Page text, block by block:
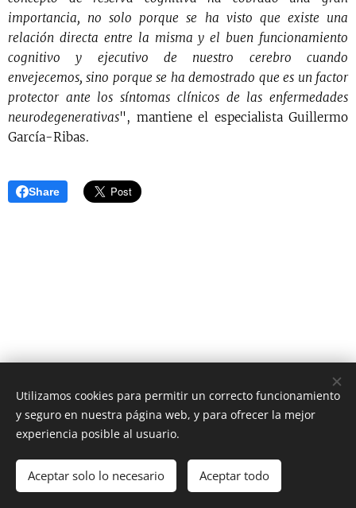
importancia, no solo porque se ha visto que existe una
relación directa entre la misma y el buen funcionamiento
cognitivo y ejecutivo de nuestro cerebro cuando
envejecemos, sino porque se ha demostrado que es un factor
protector ante los síntomas clínicos de las enfermedades
neurodegenerativas", mantiene el especialista Guillermo
García-Ribas.
Share
AS Digital News
El periódico digital que estabas esperando
Cookies
Utilizamos cookies para permitir un correcto funcionamiento
y seguro en nuestra página web, y para ofrecer la mejor
experiencia posible al usuario.
Aceptar solo lo necesario Aceptar todo